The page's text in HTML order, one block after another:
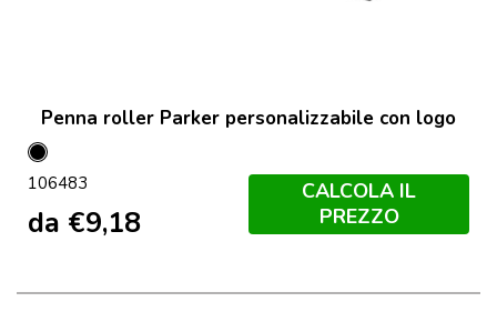
Penna roller Parker personalizzabile con logo
Nero
106483
da €9,18
CALCOLA IL
PREZZO